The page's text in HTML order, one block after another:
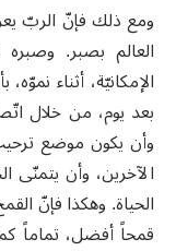
ومع ذلك فإنّ الربّ
العالم بصبر.
الإمكانيّة، أثناء
بعد يوم، من خلال
وأن يكون موضع
الآخرين، وأن يتمنّى
الحياة. وهكذا فإنّ
قمحاً أفضل، تماماً